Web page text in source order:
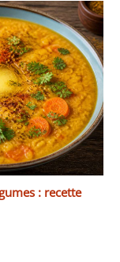
: recette